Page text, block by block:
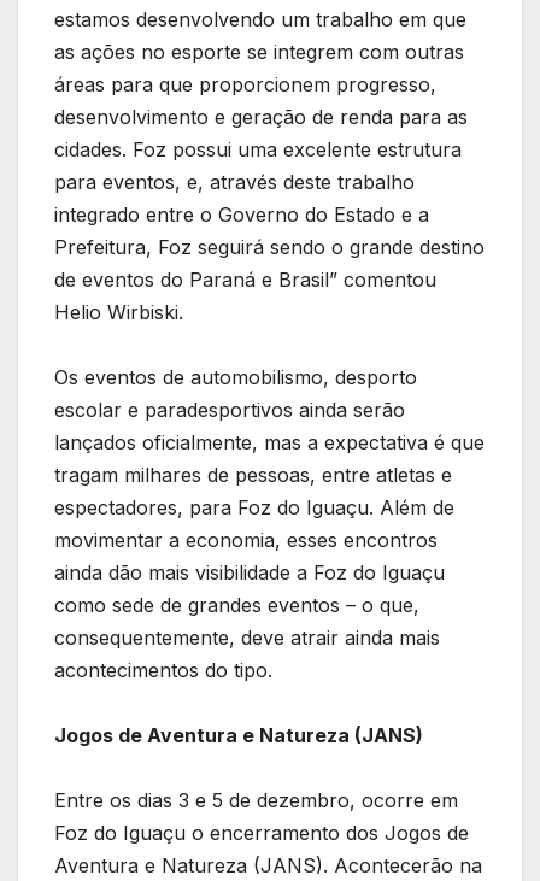
estamos desenvolvendo um trabalho em que
as ações no esporte se integrem com outras
áreas para que proporcionem progresso,
desenvolvimento e geração de renda para as
cidades. Foz possui uma excelente estrutura
para eventos, e, através deste trabalho
integrado entre o Governo do Estado e a
Prefeitura, Foz seguirá sendo o grande destino
de eventos do Paraná e Brasil” comentou
Helio Wirbiski.
Os eventos de automobilismo, desporto
escolar e paradesportivos ainda serão
lançados oficialmente, mas a expectativa é que
tragam milhares de pessoas, entre atletas e
espectadores, para Foz do Iguaçu. Além de
movimentar a economia, esses encontros
ainda dão mais visibilidade a Foz do Iguaçu
como sede de grandes eventos – o que,
consequentemente, deve atrair ainda mais
acontecimentos do tipo.
Jogos de Aventura e Natureza (JANS)
Entre os dias 3 e 5 de dezembro, ocorre em
Foz do Iguaçu o encerramento dos Jogos de
Aventura e Natureza (JANS). Acontecerão na